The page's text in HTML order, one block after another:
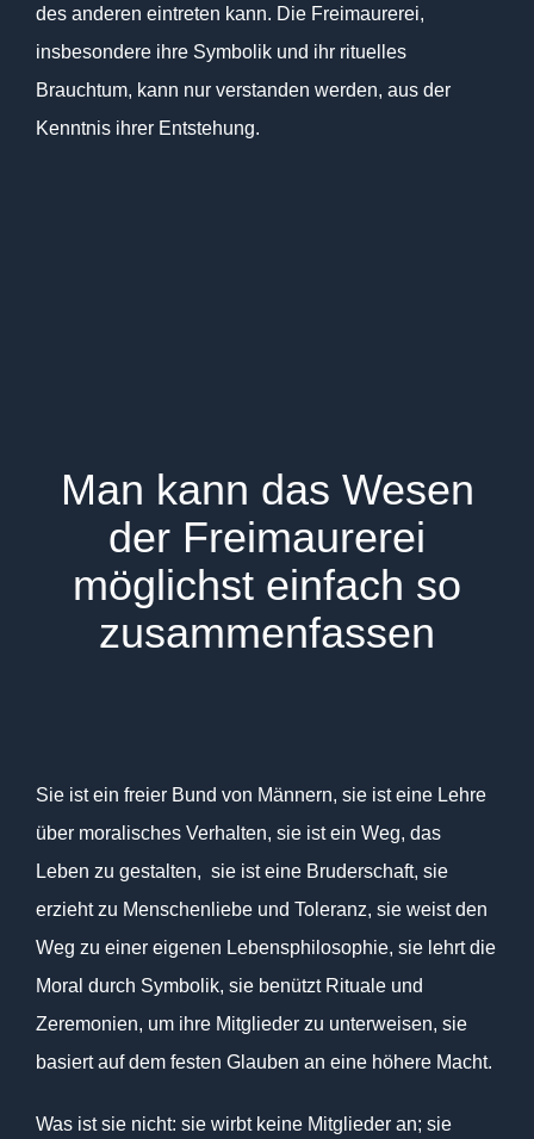
des anderen eintreten kann. Die Freimaurerei,
insbesondere ihre Symbolik und ihr rituelles
Brauchtum, kann nur verstanden werden, aus der
Kenntnis ihrer Entstehung.
Man kann das Wesen
der Freimaurerei
möglichst einfach so
zusammenfassen
Sie ist ein freier Bund von Männern, sie ist eine Lehre
über moralisches Verhalten, sie ist ein Weg, das
Leben zu gestalten, sie ist eine Bruderschaft, sie
erzieht zu Menschenliebe und Toleranz, sie weist den
Weg zu einer eigenen Lebensphilosophie, sie lehrt die
Moral durch Symbolik, sie benützt Rituale und
Zeremonien, um ihre Mitglieder zu unterweisen, sie
basiert auf dem festen Glauben an eine höhere Macht.
Was ist sie nicht: sie wirbt keine Mitglieder an; sie